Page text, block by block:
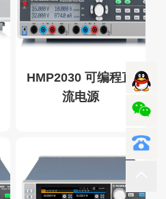
HMP2030 可编程直
流电源